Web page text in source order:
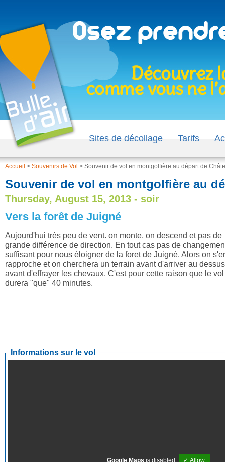
Sites de décollage Tarifs
Accueil > Souvenirs de Vol > Souvenir de vol en montgolfière au départ de
Souvenir de vol en montgolfière au
Thursday, August 15, 2013 - soir
Vers la forêt de Juigné
Aujourd'hui très peu de vent. on monte, on descend et pas de
grande différence de direction. En tout cas pas de
suffisant pour nous éloigner de la foret de Juigné. Alors on
rapproche et on cherchera un terrain avant d'arriver au
avant d'effrayer les chevaux. C'est pour cette raison que le
durera "que" 40 minutes.
Informations sur le vol
Google Maps is disabled. ✓ Allow